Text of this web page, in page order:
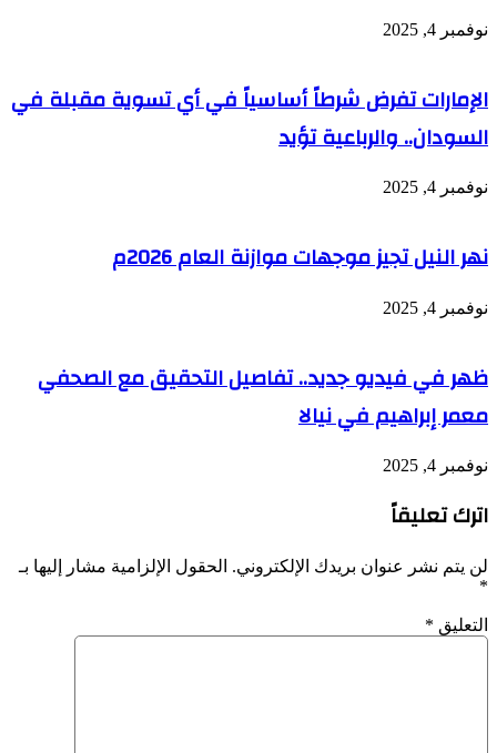
نوفمبر 4, 2025
الإمارات تفرض شرطاً أساسياً في أي تسوية مقبلة في
السودان.. والرباعية تؤيد
نوفمبر 4, 2025
نهر النيل تجيز موجهات موازنة العام 2026م
نوفمبر 4, 2025
ظهر في فيديو جديد.. تفاصيل التحقيق مع الصحفي
معمر إبراهيم في نيالا
نوفمبر 4, 2025
اترك تعليقاً
لن يتم نشر عنوان بريدك الإلكتروني. الحقول الإلزامية مشار إليها بـ
*
التعليق *